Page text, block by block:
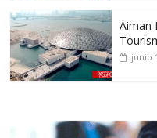
Aiman
junio